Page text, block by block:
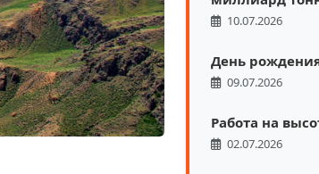
10.07.2026
День
09.07.2026
Работа на
02.07.2026